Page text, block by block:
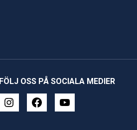
FÖLJ OSS PÅ SOCIALA MEDIER